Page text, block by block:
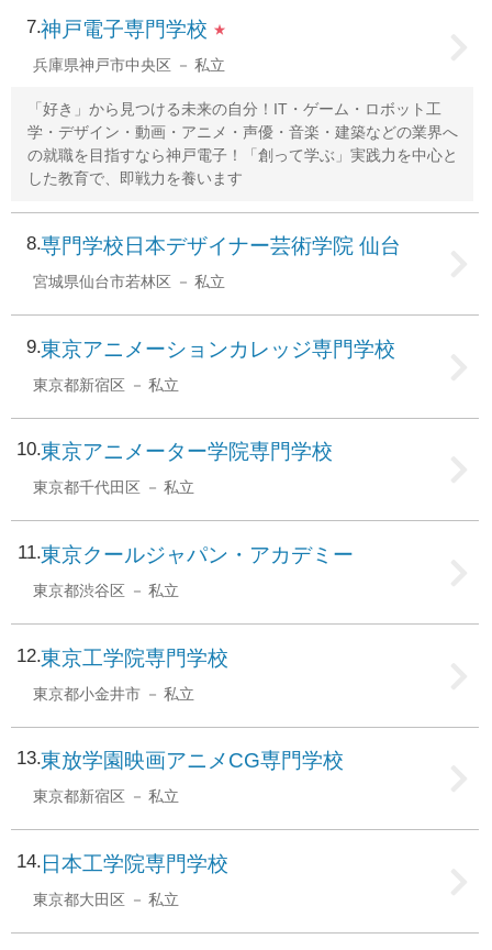
7 神戸電子専門学校 ★
兵庫県神戸市中央区 私立
「好き」から見つける未来の自分！IT・ゲーム・ロボット工
学・デザイン・動画・アニメ・声優・音楽・建築などの業界へ
の就職を目指すなら神戸電子！「創って学ぶ」実践力を中心と
した教育で、即戦力を養います
8 専門学校日本デザイナー芸術学院 仙台
宮城県仙台市若林区 私立
9 東京アニメーションカレッジ専門学校
東京都新宿区 私立
10 東京アニメーター学院専門学校
東京都千代田区 私立
11 東京クールジャパン・アカデミー
東京都渋谷区 私立
12 東京工学院専門学校
東京都小金井市 私立
13 東放学園映画アニメCG専門学校
東京都新宿区 私立
14 日本工学院専門学校
東京都大田区 私立